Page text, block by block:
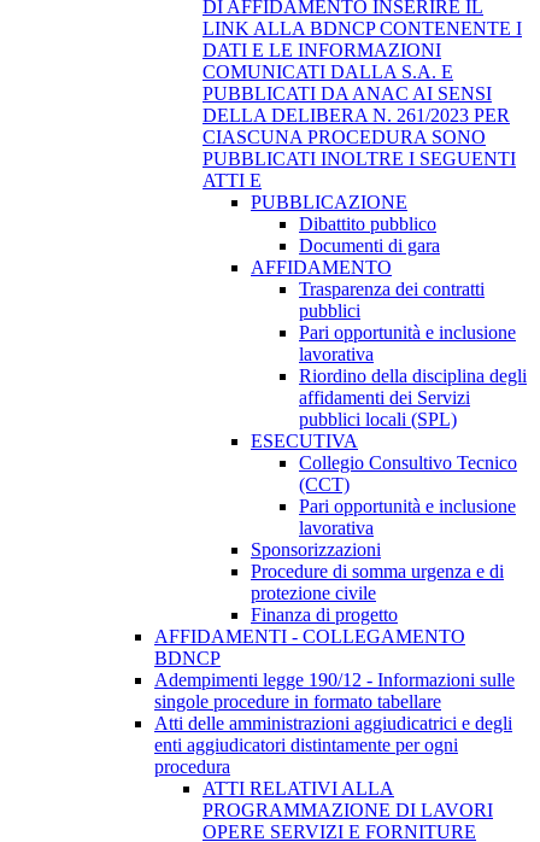
DI AFFIDAMENTO INSERIRE IL
LINK ALLA BDNCP CONTENENTE I
DATI E LE INFORMAZIONI
COMUNICATI DALLA S.A. E
PUBBLICATI DA ANAC AI SENSI
DELLA DELIBERA N. 261/2023 PER
CIASCUNA PROCEDURA SONO
PUBBLICATI INOLTRE I SEGUENTI
ATTI E
PUBBLICAZIONE
Dibattito pubblico
Documenti di gara
AFFIDAMENTO
Trasparenza dei contratti
pubblici
Pari opportunità e inclusione
lavorativa
Riordino della disciplina degli
affidamenti dei Servizi
pubblici locali (SPL)
ESECUTIVA
Collegio Consultivo Tecnico
(CCT)
Pari opportunità e inclusione
lavorativa
Sponsorizzazioni
Procedure di somma urgenza e di
protezione civile
Finanza di progetto
AFFIDAMENTI - COLLEGAMENTO
BDNCP
Adempimenti legge 190/12 - Informazioni sulle
singole procedure in formato tabellare
Atti delle amministrazioni aggiudicatrici e degli
enti aggiudicatori distintamente per ogni
procedura
ATTI RELATIVI ALLA
PROGRAMMAZIONE DI LAVORI
OPERE SERVIZI E FORNITURE